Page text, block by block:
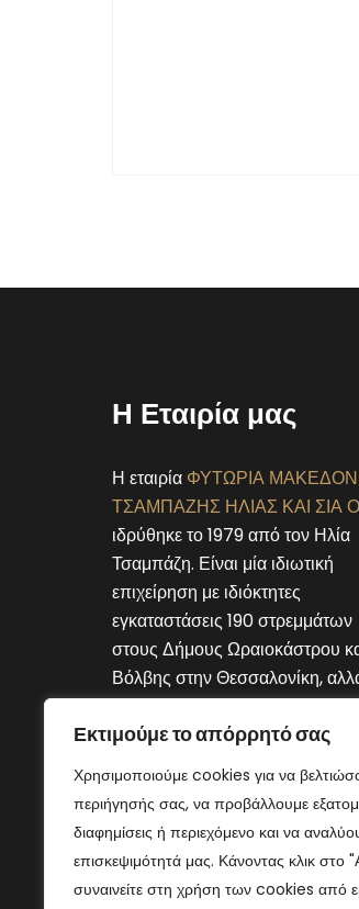
Εκτιμούμε το απόρρητό σας
Χρησιμοποιούμε cookies για να
περιήγησής σας, να προβάλλουμε
διαφημίσεις ή περιεχόμενο και να
επισκεψιμότητά μας. Κάνοντας κλικ
συναινείτε στη χρήση των cookies από
Η Εταιρία μας
Η εταιρία ΦΥΤΩΡΙΑ
ΤΣΑΜΠΑΖΗΣ ΗΛΙΑΣ ΚΑΙ ΣΙΑ
ιδρύθηκε το 1979 από τον Ηλία
Τσαμπάζη. Είναι μία ιδιωτική
επιχείρηση με ιδιόκτητες
εγκαταστάσεις 190 στρεμμάτων
στους Δήμους Ωραιοκάστρου
Βόλβης στην Θεσσαλονίκη,
στον Δήμο Μουριών του νομού
Κιλκίς.
Connect With Us